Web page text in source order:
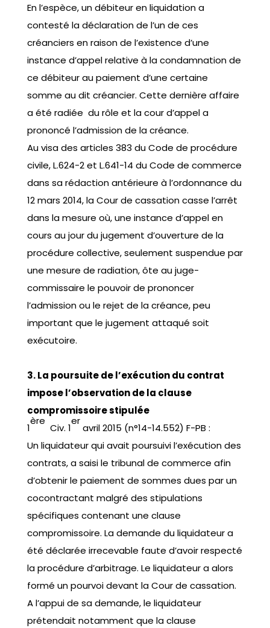
En l’espèce, un débiteur en liquidation a
contesté la déclaration de l’un de ces
créanciers en raison de l’existence d’une
instance d’appel relative à la condamnation de
ce débiteur au paiement d’une certaine
somme au dit créancier. Cette dernière affaire
a été radiée du rôle et la cour d’appel a
prononcé l’admission de la créance.
Au visa des articles 383 du Code de procédure
civile, L.624-2 et L.641-14 du Code de commerce
dans sa rédaction antérieure à l’ordonnance du
12 mars 2014, la Cour de cassation casse l’arrêt
dans la mesure où, une instance d’appel en
cours au jour du jugement d’ouverture de la
procédure collective, seulement suspendue par
une mesure de radiation, ôte au juge-
commissaire le pouvoir de prononcer
l’admission ou le rejet de la créance, peu
important que le jugement attaqué soit
exécutoire.
3. La poursuite de l’exécution du contrat
impose l’observation de la clause
compromissoire stipulée
1
ère
Civ. 1
er
avril 2015 (n°14-14.552) F-PB :
Un liquidateur qui avait poursuivi l’exécution des
contrats, a saisi le tribunal de commerce afin
d’obtenir le paiement de sommes dues par un
cocontractant malgré des stipulations
spécifiques contenant une clause
compromissoire. La demande du liquidateur a
été déclarée irrecevable faute d’avoir respecté
la procédure d’arbitrage. Le liquidateur a alors
formé un pourvoi devant la Cour de cassation.
A l’appui de sa demande, le liquidateur
prétendait notamment que la clause